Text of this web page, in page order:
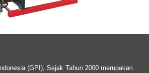
(GPI), Sejak Tahun 2000 merupakan